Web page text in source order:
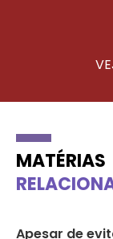
MATÉRIAS
Apesar de